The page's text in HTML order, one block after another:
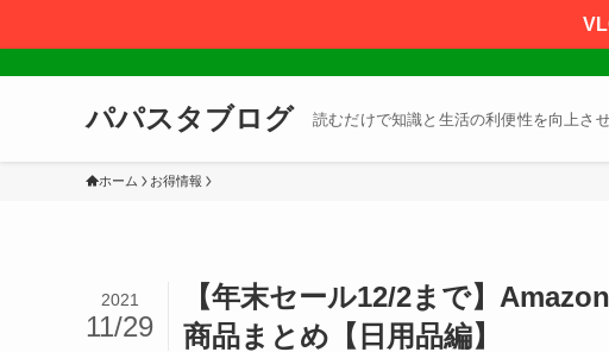
パパスタブログ 読むだけで知識と生活の利便性を向上さ
ホーム お得情報
【年末セール12/2まで】
商品まとめ【日用品編】
2021
11/29